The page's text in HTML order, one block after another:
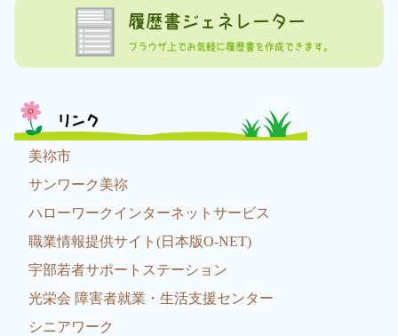
履歴書ジェネレーター
ブラウザ上でお気軽に履歴書を作成できます。
リンク
美祢市
サンワーク美祢
ハローワークインターネットサービス
職業情報提供サイト(日本版O-NET)
宇部若者サポートステーション
光栄会 障害者就業・生活支援センター
シニアワーク